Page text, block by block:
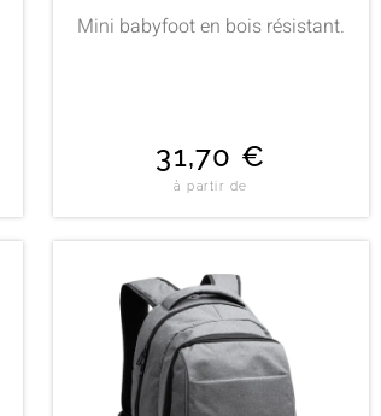
Mini babyfoot en bois résistant.
31,70 €
à partir de